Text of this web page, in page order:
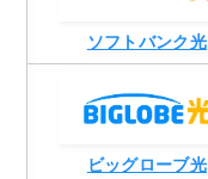
ソフトバンク光
ビッグローブ光